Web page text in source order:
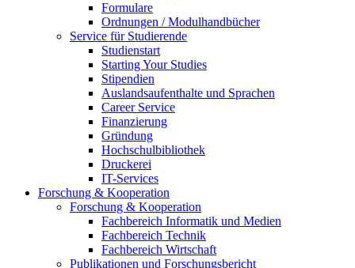
Formulare
Ordnungen / Modulhandbücher
Service für Studierende
Studienstart
Starting Your Studies
Stipendien
Auslandsaufenthalte und Sprachen
Career Service
Finanzierung
Gründung
Hochschulbibliothek
Druckerei
IT-Services
Forschung & Kooperation
Forschung & Kooperation
Fachbereich Informatik und Medien
Fachbereich Technik
Fachbereich Wirtschaft
Publikationen und Forschungsbericht